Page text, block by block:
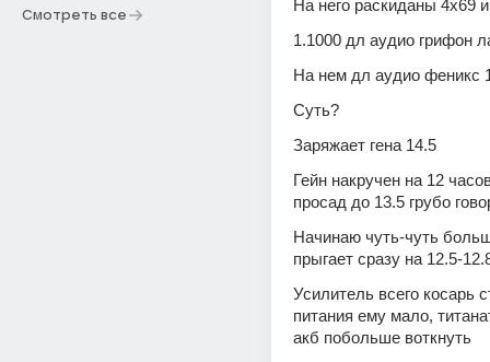
Смотреть все
На него раскиданы 4х69
1.1000 дл аудио грифон
На нем дл аудио феникс
Суть?
Заряжает гена 14.5
Гейн накручен на 12
просад до 13.5 грубо
Начинаю чуть-чуть
прыгает сразу на 12.5-
Усилитель всего косарь
питания ему мало,
акб побольше воткнуть